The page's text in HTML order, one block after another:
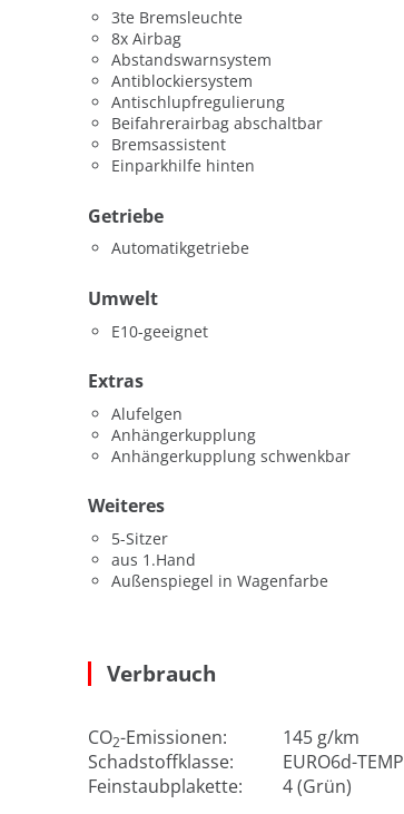
3te Bremsleuchte
8x Airbag
Abstandswarnsystem
Antiblockiersystem
Antischlupfregulierung
Beifahrerairbag abschaltbar
Bremsassistent
Einparkhilfe hinten
Getriebe
Automatikgetriebe
Umwelt
E10-geeignet
Extras
Alufelgen
Anhängerkupplung
Anhängerkupplung schwenkbar
Weiteres
5-Sitzer
aus 1.Hand
Außenspiegel in Wagenfarbe
Verbrauch
CO2-Emissionen:
145 g/km
Schadstoffklasse:
EURO6d-TEMP
Feinstaubplakette:
4 (Grün)